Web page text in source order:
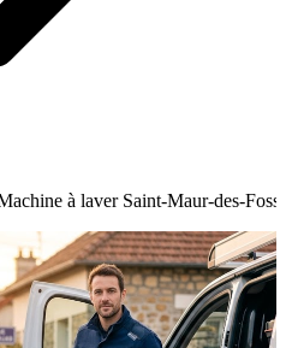
à laver Saint-Maur-des-